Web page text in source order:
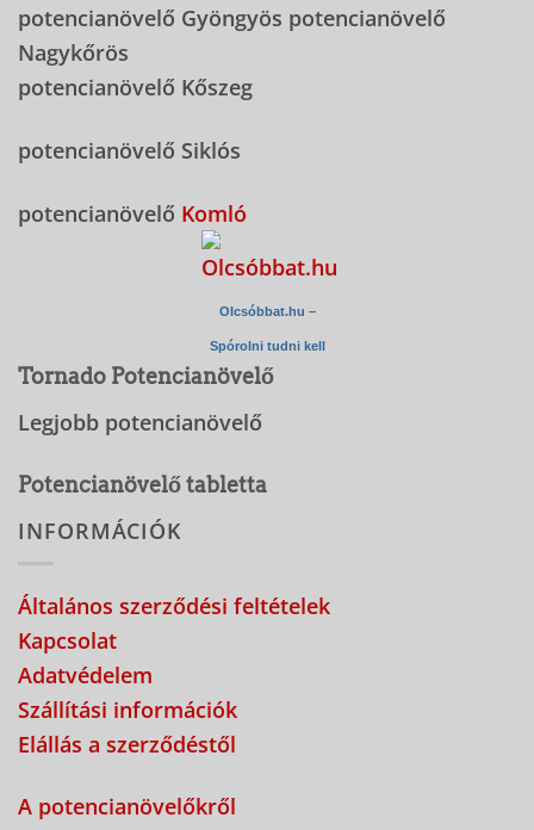
potencianövelő Gyöngyös potencianövelő
Nagykőrös
potencianövelő Kőszeg
potencianövelő Siklós
potencianövelő Komló
Olcsóbbat.hu –
Spórolni tudni kell
Tornado Potencianövelő
Legjobb potencianövelő
Potencianövelő tabletta
INFORMÁCIÓK
Általános szerződési feltételek
Kapcsolat
Adatvédelem
Szállítási információk
Elállás a szerződéstől
A potencianövelőkről